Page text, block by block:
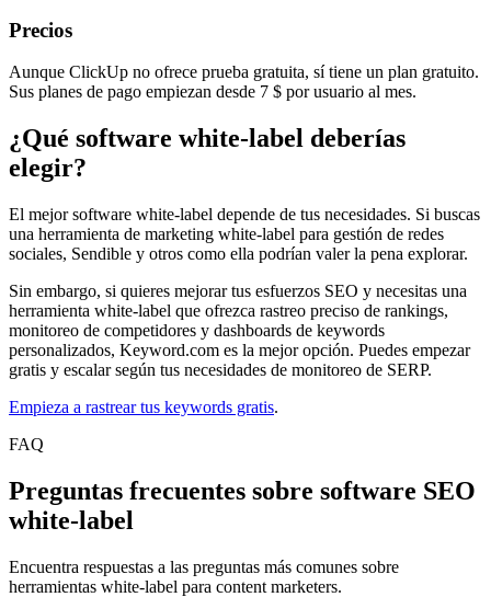
Precios
Aunque ClickUp no ofrece prueba gratuita, sí tiene un plan gratuito.
Sus planes de pago empiezan desde 7 $ por usuario al mes.
¿Qué software white-label deberías
elegir?
El mejor software white-label depende de tus necesidades. Si buscas
una herramienta de marketing white-label para gestión de redes
sociales, Sendible y otros como ella podrían valer la pena explorar.
Sin embargo, si quieres mejorar tus esfuerzos SEO y necesitas una
herramienta white-label que ofrezca rastreo preciso de rankings,
monitoreo de competidores y dashboards de keywords
personalizados, Keyword.com es la mejor opción. Puedes empezar
gratis y escalar según tus necesidades de monitoreo de SERP.
Empieza a rastrear tus keywords gratis.
FAQ
Preguntas frecuentes sobre software SEO
white-label
Encuentra respuestas a las preguntas más comunes sobre
herramientas white-label para content marketers.